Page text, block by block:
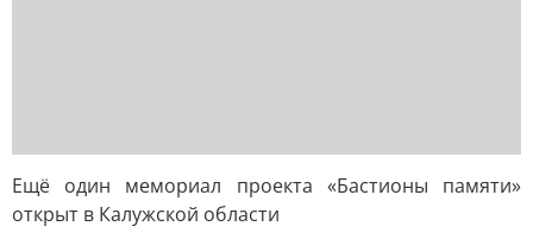
Ещё один мемориал проекта «Бастионы памяти»
открыт в Калужской области